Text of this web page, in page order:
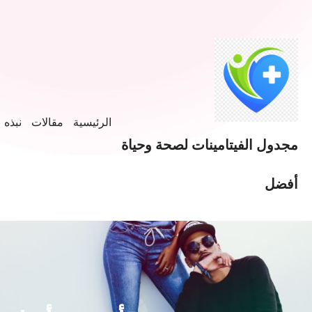
مجدول الفيتامينات لصحة وحياة
أفضل
الرئيسية مقالات نبذه